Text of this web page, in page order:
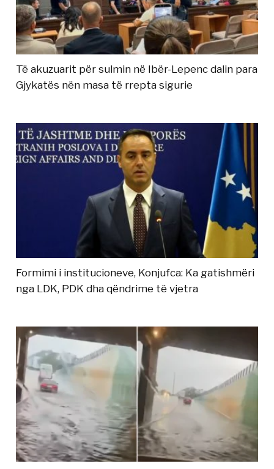
Të akuzuarit për sulmin në Ibër-Lepenc dalin para
Gjykatës nën masa të rrepta sigurie
Formimi i institucioneve, Konjufca: Ka gatishmëri
nga LDK, PDK dha qëndrime të vjetra